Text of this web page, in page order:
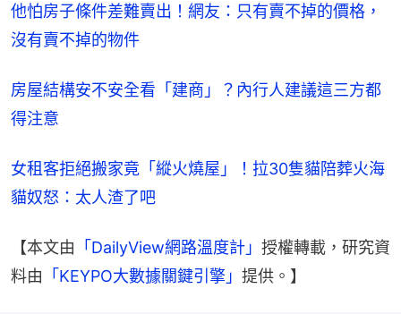
他怕房子條件差難賣出！網友：只有賣不掉的價格，
沒有賣不掉的物件
房屋結構安不安全看「建商」？內行人建議這三方都
得注意
女租客拒絕搬家竟「縱火燒屋」！拉30隻貓陪葬火海
貓奴怒：太人渣了吧
【本文由 「DailyView網路溫度計」 授權轉載，研究資
料由 「KEYPO大數據關鍵引擎」 提供。】